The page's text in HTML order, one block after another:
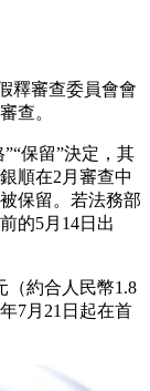
釋審查委員會會
查。
保留”決定，其
順在2月審查中
保留。若法務部
的5月14日出
（約合人民幣1.8
7月21日起在首